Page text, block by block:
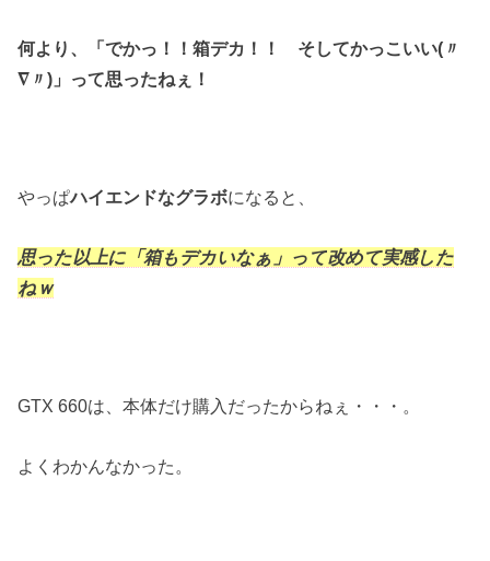
何より、「でかっ！！箱デカ！！ そしてかっこいい(〃
∇〃)」って思ったねぇ！
やっぱハイエンドなグラボになると、
思った以上に「箱もデカいなぁ」って改めて実感した
ねｗ
GTX 660は、本体だけ購入だったからねぇ・・・。
よくわかんなかった。